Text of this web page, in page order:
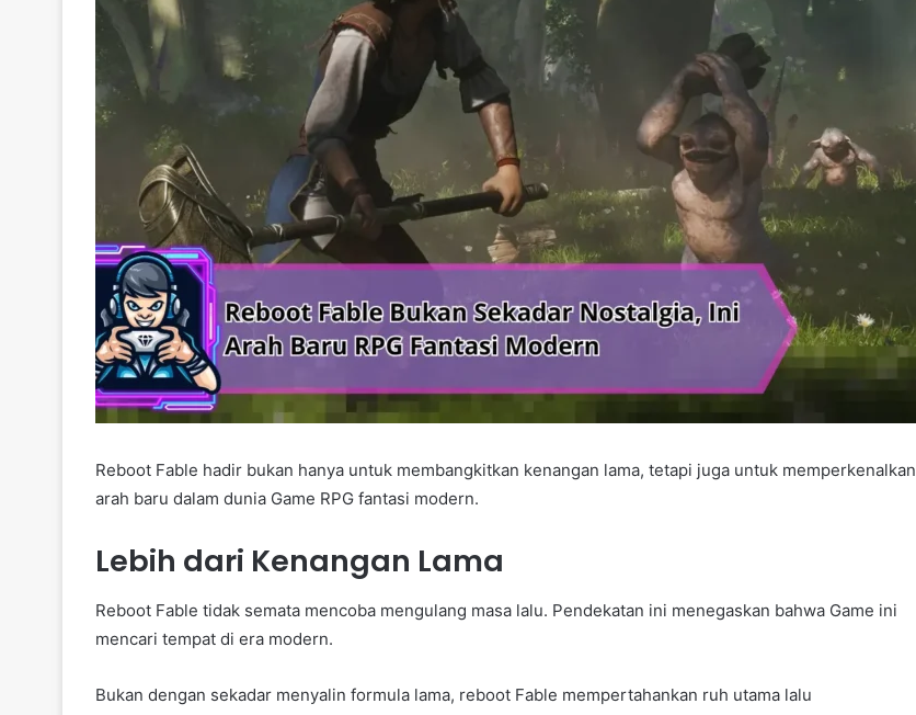
Reboot Fable hadir bukan hanya untuk membangkitkan kenangan lama, tetapi juga untuk memperkenalkan
arah baru dalam dunia Game RPG fantasi modern.
Lebih dari Kenangan Lama
Reboot Fable tidak semata mencoba mengulang masa lalu. Pendekatan ini menegaskan bahwa Game ini
mencari tempat di era modern.
Bukan dengan sekadar menyalin formula lama, reboot Fable mempertahankan ruh utama lalu